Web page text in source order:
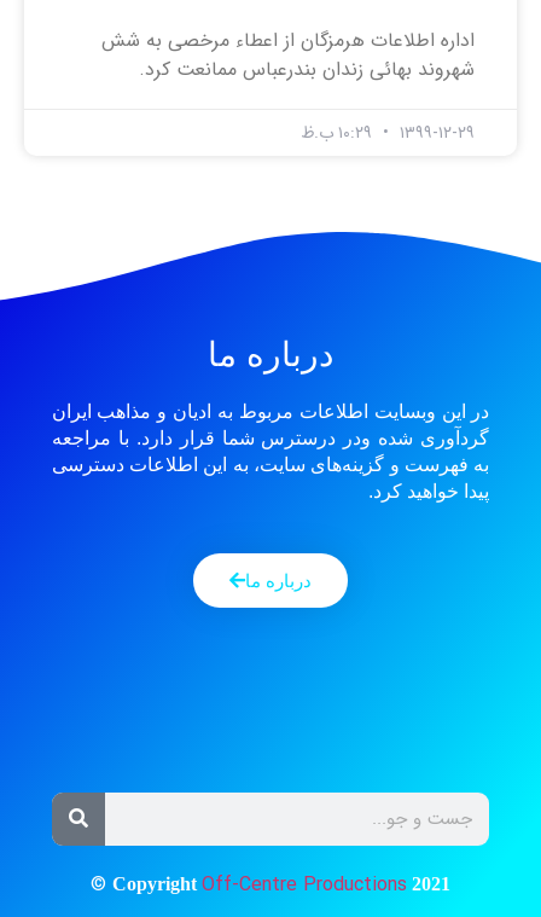
اداره اطلاعات هرمزگان از اعطاء مرخصی به شش
شهروند بهائی زندان بندرعباس ممانعت کرد.
۱۳۹۹-۱۲-۲۹
درباره ما
در این وبسایت اطلاعات مربوط به ادیان و مذاهب ایران
گردآوری شده ودر درسترس شما قرار دارد. با مراجعه
به فهرست و گزینه‌های سایت، به این اطلاعات دسترسی
پیدا خواهید کرد.
درباره ما
©CopyrightOff-Centre Productions 2021